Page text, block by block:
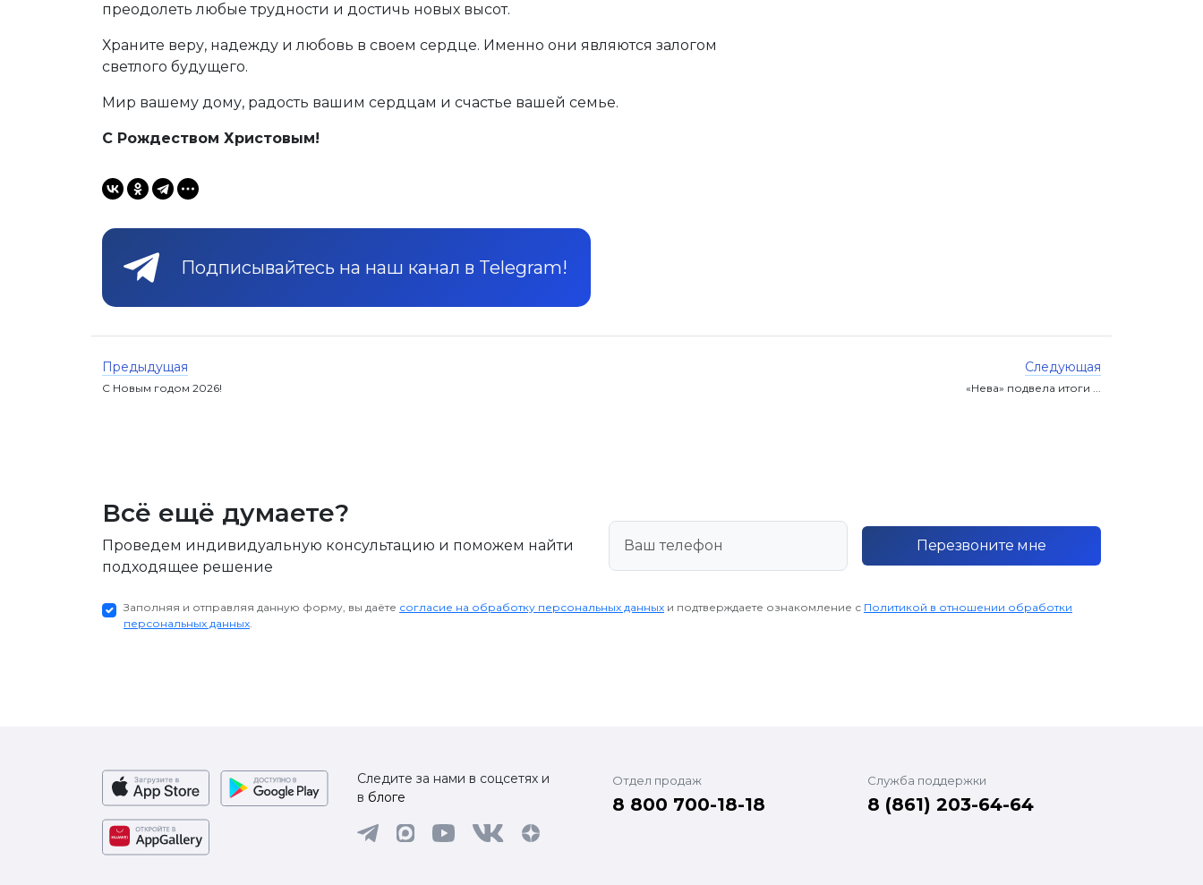
преодолеть любые трудности и достичь новых высот.
Храните веру, надежду и любовь в своем сердце. Именно они являются залогом
светлого будущего.
Мир вашему дому, радость вашим сердцам и счастье вашей семье.
С Рождеством Христовым!
Подписывайтесь на наш канал в Telegram!
Предыдущая
С Новым годом 2026!
Следующая
«Нева» подвела итоги ...
Всё ещё думаете?
Проведем индивидуальную консультацию и поможем найти
подходящее решение
Перезвоните мне
Заполняя и отправляя данную форму, вы даёте согласие на обработку персональных данных и подтверждаете ознакомление с Политикой в отношении обработки
персональных данных.
Следите за нами в соцсетях и
в блоге
Отдел продаж
8 800 700-18-18
Служба поддержки
8 (861) 203-64-64